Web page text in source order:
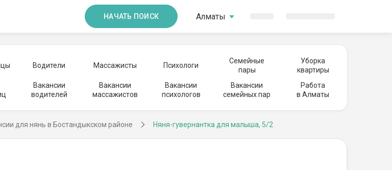
НАЧАТЬ ПОИСК Алматы
Водители Массажисты Психологи
Семейные
пары
Уборка
квартиры
Вакансии
водителей
Вакансии
массажистов
Вакансии
психологов
Вакансии
семейных пар
Работа
в Алматы
для нянь в Бостандыкском районе Няня-гувернантка для малыша, 5/2